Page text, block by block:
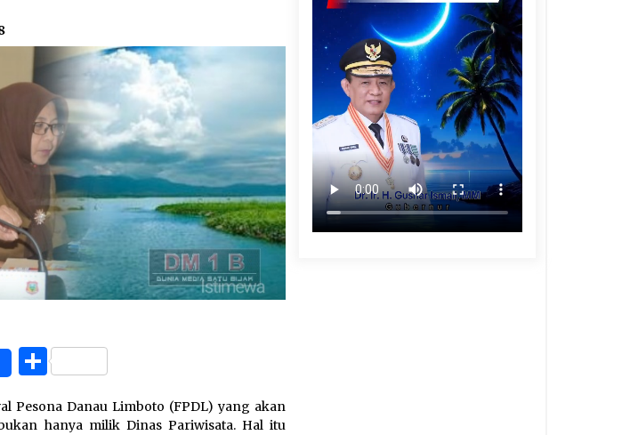
Share
Pesona Danau Limboto (FPDL) yang akan
hanya milik Dinas Pariwisata. Hal itu